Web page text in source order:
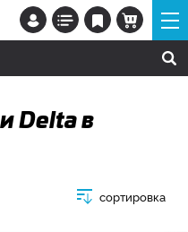
Delta в
сортировка